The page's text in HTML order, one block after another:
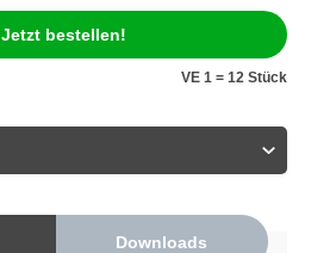
Jetzt bestellen!
VE 1 = 12 Stück
Downloads